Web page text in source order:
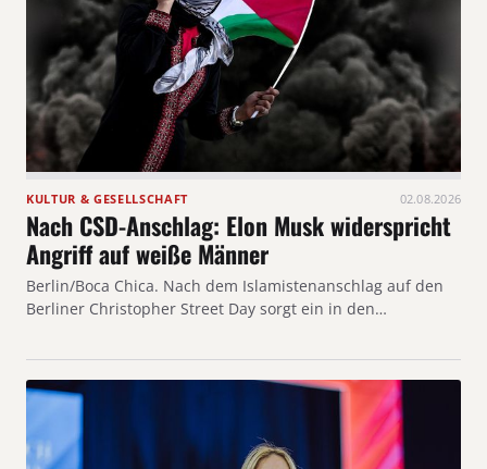
KULTUR & GESELLSCHAFT 02.08.2026
Nach CSD-Anschlag: Elon Musk widerspricht
Angriff auf weiße Männer
Berlin/Boca Chica. Nach dem Islamistenanschlag auf den
Berliner Christopher Street Day sorgt ein in den…